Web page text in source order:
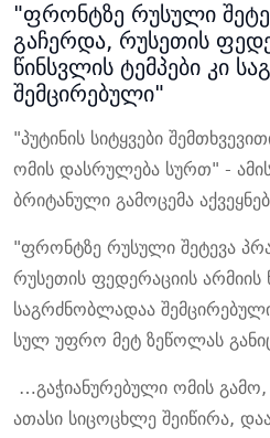
"ფრონტზე რუსული
გაჩერდა, რუსეთის
წინსვლის ტემპები კი
შემცირებული"
"პუტინის სიტყვები
ომის დასრულება სურთ" - ამის
ბრიტანული გამოცემა
"ფრონტზე რუსული შეტევა
რუსეთის ფედერაციის არმიის
საგრძნობლადაა
სულ უფრო მეტ ზეწოლას
…გაჭიანურებული ომის
ათასი სიცოცხლე შეიწირა,